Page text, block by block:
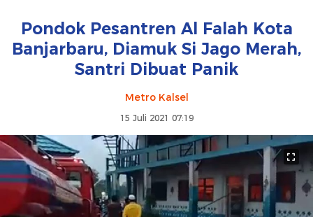
Pondok Pesantren Al Falah Kota
Banjarbaru, Diamuk Si Jago Merah,
Santri Dibuat Panik
Metro Kalsel
15 Juli 2021 07:19